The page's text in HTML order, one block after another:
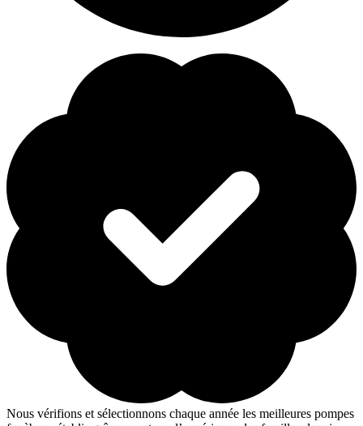
Nous vérifions et sélectionnons chaque année les meilleures pompes